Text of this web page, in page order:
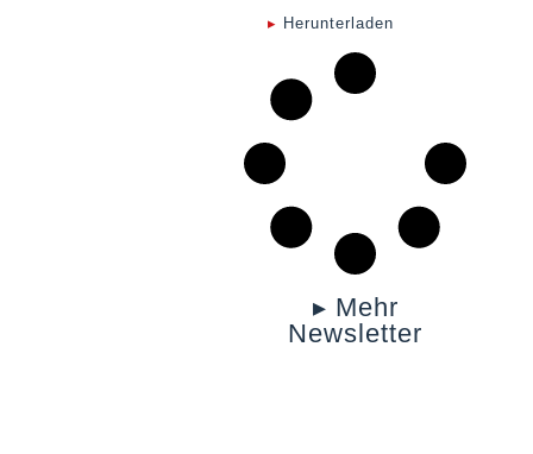
▸ Herunterladen
▸ Mehr
Newsletter